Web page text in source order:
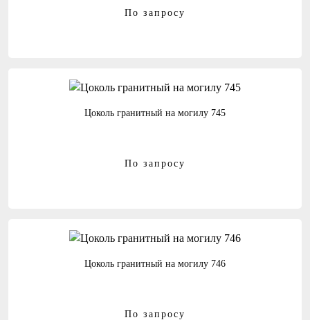
По запросу
Цоколь гранитный на могилу 745
По запросу
Цоколь гранитный на могилу 746
По запросу